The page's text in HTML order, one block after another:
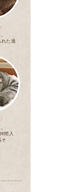
れた過
間入
そ